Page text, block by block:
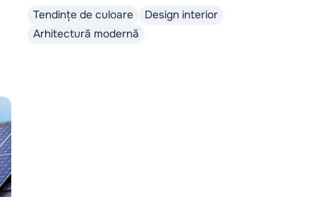
adaptabilă oricărui stil de design.
Tendințe de culoare
Design interior
Arhitectură modernă